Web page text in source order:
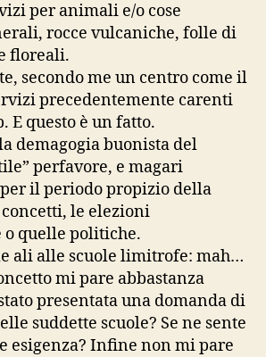
per animali e/o cose
rocce vulcaniche, folle di
floreali.
secondo me un centro come il
precedentemente carenti
E questo è un fatto.
demagogia buonista del
perfavore, e magari
il periodo propizio della
le elezioni
quelle politiche.
ali alle scuole limitrofe: mah…
mi pare abbastanza
presentata una domanda di
suddette scuole? Se ne sente
esigenza? Infine non mi pare